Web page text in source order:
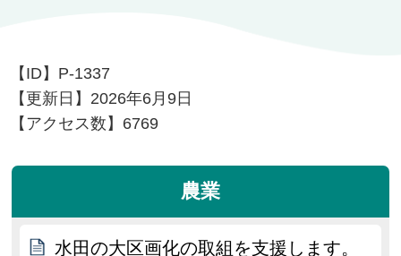
【ID】 P-1337
【更新日】 2026年6月9日
【アクセス数】 6769
農業
水田の大区画化の取組を支援します。